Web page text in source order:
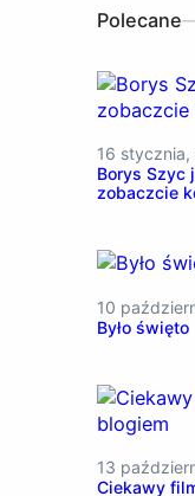
Polecane
16 stycznia,
Borys Szyc
zobaczcie
10
Było święto
13
Ciekawy